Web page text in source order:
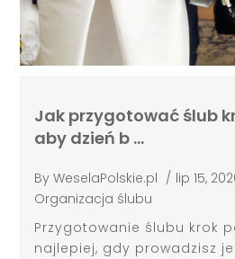
Jak przygotować ślub
aby dzień b …
ByWeselaPolskie.pl / lip 15,
Organizacja ślubu
Przygotowanie ślubu krok
najlepiej, gdy prowadzisz